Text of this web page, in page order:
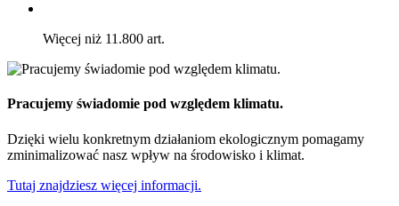
Więcej niż 11.800 art.
Pracujemy świadomie pod względem klimatu.
Dzięki wielu konkretnym działaniom ekologicznym pomagamy
zminimalizować nasz wpływ na środowisko i klimat.
Tutaj znajdziesz więcej informacji.